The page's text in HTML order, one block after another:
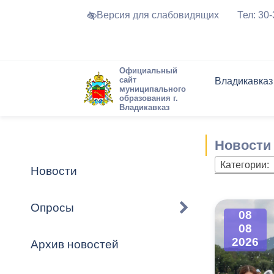
Версия для слабовидящих Тел:
Официальный
сайт
муниципального
образования г.
Владикавказ
Владикавказ
Устав города
Города-
городского
Торги и
Формы
Обратная
Комиссии
График
Новостная
Актуально
Новости
Опросы
Архив новостей
Новости
Категории:
08
08
2026